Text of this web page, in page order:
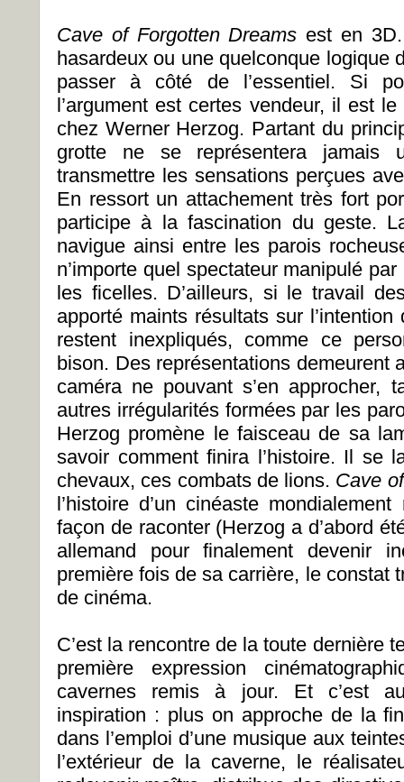
Cave of Forgotten Dreams est en
hasardeux ou une quelconque logique
passer à côté de l’essentiel. Si
l’argument est certes vendeur, il est
chez Werner Herzog. Partant du
grotte ne se représentera jamais
transmettre les sensations perçues
En ressort un attachement très fort
participe à la fascination du geste.
navigue ainsi entre les parois
n’importe quel spectateur manipulé
les ficelles. D’ailleurs, si le travail
apporté maints résultats sur
restent inexpliqués, comme ce
bison. Des représentations demeurent
caméra ne pouvant s’en approcher,
autres irrégularités formées par les
Herzog promène le faisceau de sa
savoir comment finira l’histoire. Il se
chevaux, ces combats de lions. Cave
l’histoire d’un cinéaste
façon de raconter (Herzog a d’abord
allemand pour finalement devenir
première fois de sa carrière, le constat
de cinéma.
C’est la rencontre de la toute dernière
première expression
cavernes remis à jour. Et c’est
inspiration : plus on approche de la
dans l’emploi d’une musique aux
l’extérieur de la caverne, le